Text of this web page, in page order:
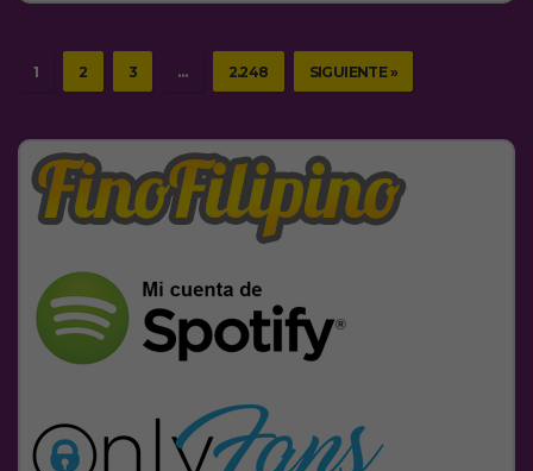
1 2 3 … 2.248 SIGUIENTE »